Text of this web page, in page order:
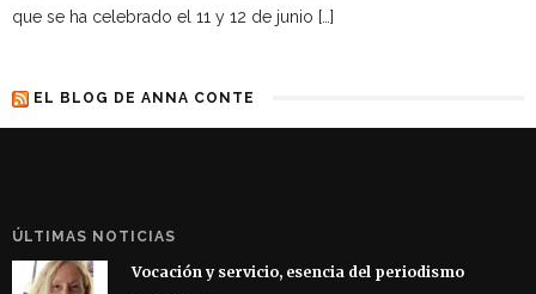
que se ha celebrado el 11 y 12 de junio […]
EL BLOG DE ANNA CONTE
ÚLTIMAS NOTICIAS
Vocación y servicio, esencia del periodismo